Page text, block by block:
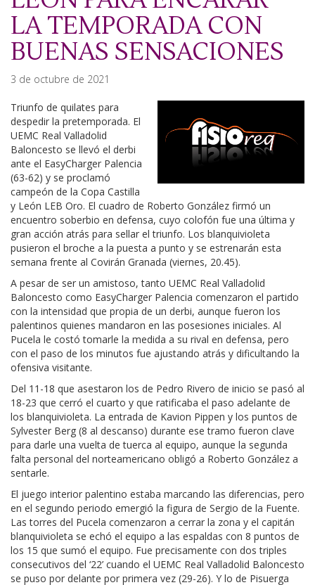
LA TEMPORADA CON
BUENAS SENSACIONES
3 de octubre de 2021
Triunfo de quilates para
despedir la pretemporada. El
UEMC Real Valladolid
Baloncesto se llevó el derbi
ante el EasyCharger Palencia
(63-62) y se proclamó
campeón de la Copa Castilla
y León LEB Oro. El cuadro de Roberto González firmó un
encuentro soberbio en defensa, cuyo colofón fue una última y
gran acción atrás para sellar el triunfo. Los blanquivioleta
pusieron el broche a la puesta a punto y se estrenarán esta
semana frente al Covirán Granada (viernes, 20.45).
A pesar de ser un amistoso, tanto UEMC Real Valladolid
Baloncesto como EasyCharger Palencia comenzaron el partido
con la intensidad que propia de un derbi, aunque fueron los
palentinos quienes mandaron en las posesiones iniciales. Al
Pucela le costó tomarle la medida a su rival en defensa, pero
con el paso de los minutos fue ajustando atrás y dificultando la
ofensiva visitante.
Del 11-18 que asestaron los de Pedro Rivero de inicio se pasó al
18-23 que cerró el cuarto y que ratificaba el paso adelante de
los blanquivioleta. La entrada de Kavion Pippen y los puntos de
Sylvester Berg (8 al descanso) durante ese tramo fueron clave
para darle una vuelta de tuerca al equipo, aunque la segunda
falta personal del norteamericano obligó a Roberto González a
sentarle.
El juego interior palentino estaba marcando las diferencias, pero
en el segundo periodo emergió la figura de Sergio de la Fuente.
Las torres del Pucela comenzaron a cerrar la zona y el capitán
blanquivioleta se echó el equipo a las espaldas con 8 puntos de
los 15 que sumó el equipo. Fue precisamente con dos triples
consecutivos del ‘22’ cuando el UEMC Real Valladolid Baloncesto
se puso por delante por primera vez (29-26). Y lo de Pisuerga